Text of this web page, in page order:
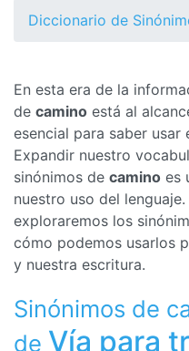
Diccionario de
En esta era de la
de camino está al
esencial para saber usar
Expandir nuestro
sinónimos de camino es
nuestro uso del
exploraremos los
cómo podemos usarlos
y nuestra escritura.
Sinónimos de
de Vía para